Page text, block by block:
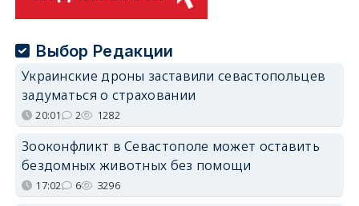
Выбор Редакции
Украинские дроны заставили севастопольцев
задуматься о страховании
20:01 2 1282
Зооконфликт в Севастополе может оставить
бездомных животных без помощи
17:02 6 3296